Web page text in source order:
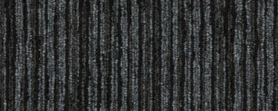
Schließen